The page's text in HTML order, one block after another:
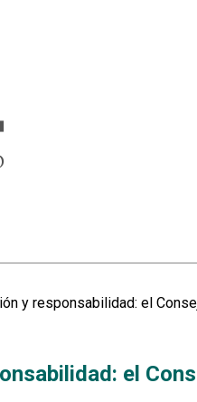
y responsabilidad: el
el